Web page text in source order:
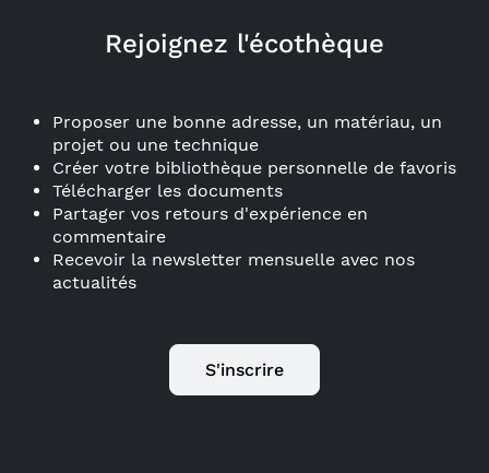
Rejoignez l'écothèque
Proposer une bonne adresse, un matériau, un
projet ou une technique
Créer votre bibliothèque personnelle de favoris
Télécharger les documents
Partager vos retours d'expérience en
commentaire
Recevoir la newsletter mensuelle avec nos
actualités
S'inscrire